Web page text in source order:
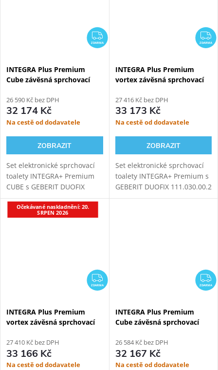
ZDARMA
ZDARMA
INTEGRA Plus Premium
Cube závěsná sprchovací
111.030.00.2
26 590 Kč bez DPH
32 174 Kč
Na cestě od dodavatele
ZOBRAZIT
Set elektronické sprchovací
toalety INTEGRA+ Premium
CUBE s GEBERIT DUOFIX
111.030.00.2 modulem pro
závěsné WC. Oproti základní
verzi přináší INTEGRA+
ZDARMA
INTEGRA Plus Premium
vortex závěsná sprchovací
111.030.00.2
27 416 Kč bez DPH
33 173 Kč
Na cestě od dodavatele
ZOBRAZIT
Set elektronické sprchovací
toalety INTEGRA+ Premium s
GEBERIT DUOFIX 111.030.00.2
modulem pro závěsné WC.
Očekávané naskladnění: 20.
SRPEN 2026
ZDARMA
ZDARMA
INTEGRA Plus Premium
vortex závěsná sprchovací
111.003.00.2
27 410 Kč bez DPH
33 166 Kč
Na cestě od dodavatele
ZDARMA
INTEGRA Plus Premium
Cube závěsná sprchovací
111.003.00.2
26 584 Kč bez DPH
32 167 Kč
Na cestě od dodavatele